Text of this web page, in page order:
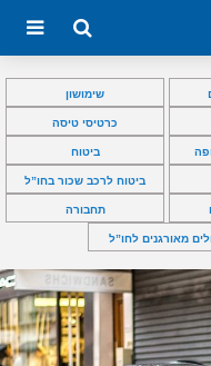
שימושון
כרטיסי טיסה
ביטוח
ביטוח לרכב שכור בחו”ל
תחבורה
מאורגנים לחו”ל